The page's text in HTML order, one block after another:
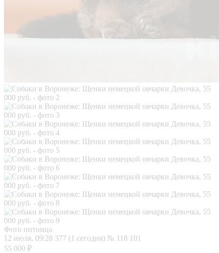
Фото питомца
12 июля, 09:28 377 (1 сегодня) № 118 101
55 000 ₽